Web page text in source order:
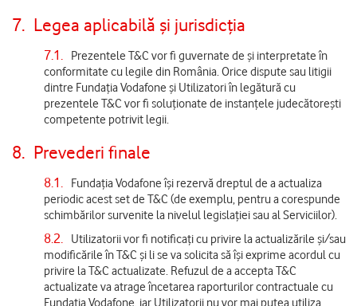
7. Legea aplicabilă și jurisdicția
7.1.
Prezentele T&C vor fi guvernate de și interpretate în
conformitate cu legile din România. Orice dispute sau litigii
dintre Fundația Vodafone și Utilizatori în legătură cu
prezentele T&C vor fi soluționate de instanțele judecătorești
competente potrivit legii.
8. Prevederi finale
8.1.
Fundația Vodafone își rezervă dreptul de a actualiza
periodic acest set de T&C (de exemplu, pentru a corespunde
schimbărilor survenite la nivelul legislației sau al Serviciilor).
8.2.
Utilizatorii vor fi notificați cu privire la actualizările și/sau
modificările în T&C și li se va solicita să își exprime acordul cu
privire la T&C actualizate. Refuzul de a accepta T&C
actualizate va atrage încetarea raporturilor contractuale cu
Fundația Vodafone, iar Utilizatorii nu vor mai putea utiliza